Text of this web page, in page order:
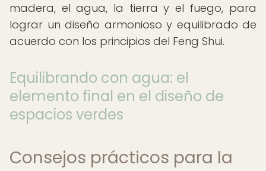
madera, el agua, la tierra y el fuego, para
lograr un diseño armonioso y equilibrado de
acuerdo con los principios del Feng Shui.
Equilibrando con agua: el
elemento final en el diseño de
espacios verdes
Consejos prácticos para la